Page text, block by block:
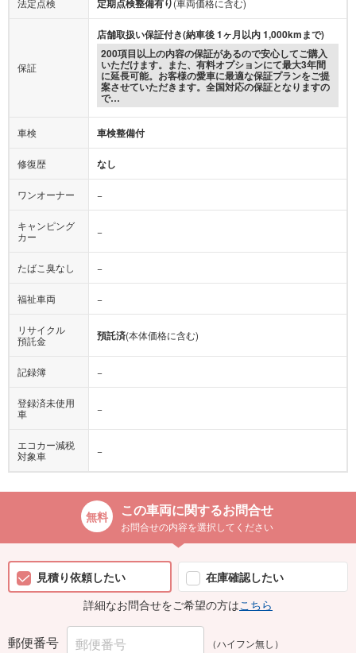
法定点検 定期点検整備有り(車両価格に含む)
保証
店舗取扱い保証付き(納車後 1ヶ月以内 1,000kmまで)
200項目以上の内容の保証があるので安心してご購入
いただけます。また、有料オプションにて最大3年間
に延長可能。お客様の愛車に最適な保証プランをご提
案させていただきます。全国対応の保証となりますの
で…
車検 車検整備付
修復歴 なし
ワンオーナー −
キャンピング
カー
−
たばこ臭なし −
福祉車両 −
リサイクル
預託金
預託済(本体価格に含む)
記録簿 −
登録済未使用
車
−
エコカー減税
対象車
−
この車両に関するお問合せ
お問合せの内容を選択してください
見積り依頼したい
在庫確認したい
詳細なお問合せをご希望の方はこちら
郵便番号 （ハイフン無し）